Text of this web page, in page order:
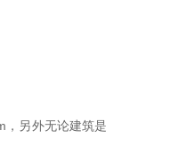
，另外无论建筑是